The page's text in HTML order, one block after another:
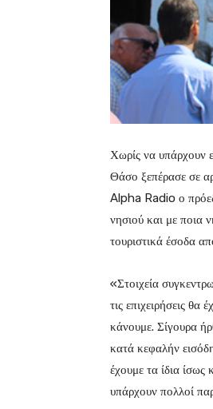
Χωρίς να υπάρχουν
Θάσο ξεπέρασε σε
Alpha Radio ο
νησιού και με ποια
τουριστικά έσοδα
«Στοιχεία
τις επιχειρήσεις
κάνουμε. Σίγουρα
κατά κεφαλήν
έχουμε τα ίδια
υπάρχουν πολλοί